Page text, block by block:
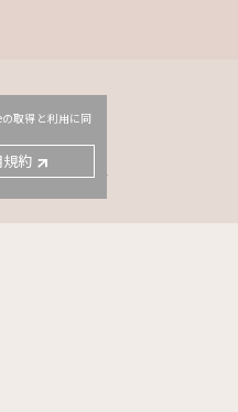
取得と利用に同
約
赤坂ビル 5・6F